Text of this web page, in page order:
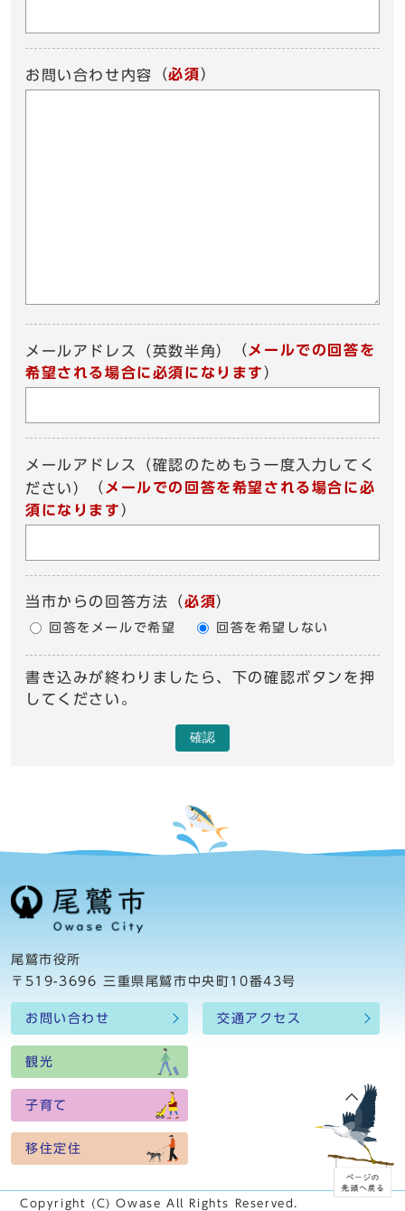
お問い合わせ内容 （必須）
メールアドレス（英数半角） （ メールでの回答を
希望される場合に必須になります ）
メールアドレス（確認のためもう一度入力してく
ださい）
（ メールでの回答を希望される場合に必
須になります ）
当市からの回答方法 （必須）
回答をメールで希望 回答を希望しない
書き込みが終わりましたら、下の確認ボタンを押
してください。
確認
尾鷲市役所
〒519-3696 三重県尾鷲市中央町10番43号
お問い合わせ 交通アクセス
観光
子育て
移住定住
Copyright (C) Owase All Rights Reserved.